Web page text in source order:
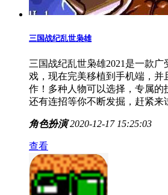
三国战纪乱世枭雄
三国战纪乱世枭雄2021是一款
戏，现在完美移植到手机端，并
作！多种人物可以选择，专属的
还有连招等你不断发掘，赶紧来
角色扮演 2020-12-17 15:25:03
查看